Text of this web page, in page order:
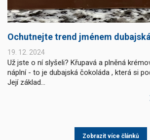
Ochutnejte trend jménem
19. 12. 2024
Už jste o ní slyšeli? Křupavá a plněná
náplní - to je dubajská čokoláda , která si
Její základ...
Zobrazit více článků